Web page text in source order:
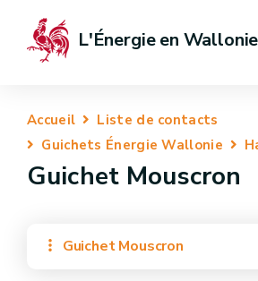
L'Énergie en Wallonie
Accueil
Liste de contacts
Guichets Énergie Wallonie
Guichet Mouscron
Guichet Mouscron